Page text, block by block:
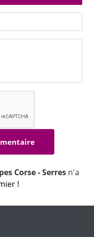
Corse - Serres n'a
!